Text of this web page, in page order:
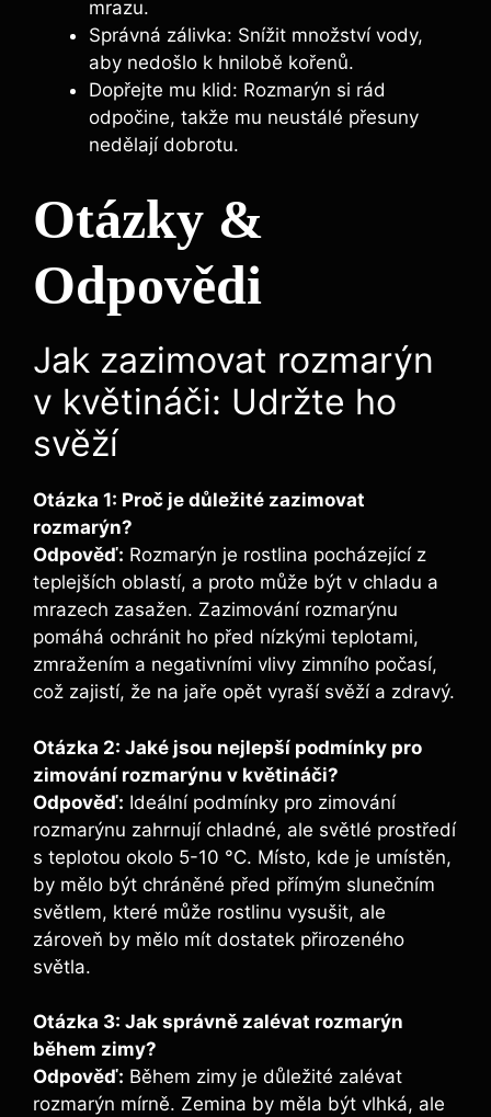
mrazu.
Správná zálivka: Snížit množství vody,
aby nedošlo k hnilobě kořenů.
Dopřejte mu klid: Rozmarýn si rád
odpočine, takže mu neustálé přesuny
nedělají dobrotu.
Otázky &
Odpovědi
Jak zazimovat rozmarýn
v květináči: Udržte ho
svěží
Otázka 1: Proč je důležité zazimovat
rozmarýn?
Odpověď: Rozmarýn je rostlina pocházející z
teplejších oblastí, a proto může být v chladu a
mrazech zasažen. Zazimování rozmarýnu
pomáhá ochránit ho před nízkými teplotami,
zmražením a negativními vlivy zimního počasí,
což zajistí, že na jaře opět vyraší svěží a zdravý.
Otázka 2: Jaké jsou nejlepší podmínky pro
zimování rozmarýnu v květináči?
Odpověď: Ideální podmínky pro zimování
rozmarýnu zahrnují chladné, ale světlé prostředí
s teplotou okolo 5-10 °C. Místo, kde je umístěn,
by mělo být chráněné před přímým slunečním
světlem, které může rostlinu vysušit, ale
zároveň by mělo mít dostatek přirozeného
světla.
Otázka 3: Jak správně zalévat rozmarýn
během zimy?
Odpověď: Během zimy je důležité zalévat
rozmarýn mírně. Zemina by měla být vlhká, ale